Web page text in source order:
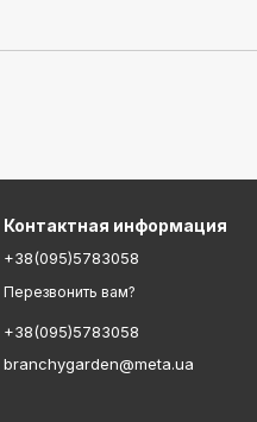
Контактная информация
+38(095)5783058
Перезвонить вам?
+38(095)5783058
branchygarden@meta.ua